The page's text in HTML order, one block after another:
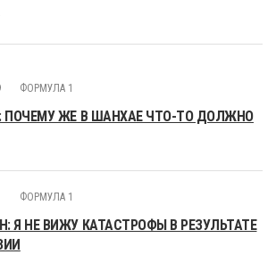
ФОРМУЛА 1
ПОЧЕМУ ЖЕ В ШАНХАЕ ЧТО-ТО ДОЛЖНО
ФОРМУЛА 1
Я НЕ ВИЖУ КАТАСТРОФЫ В РЕЗУЛЬТАТЕ